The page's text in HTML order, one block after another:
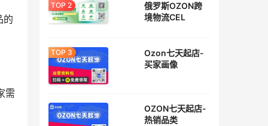
的
需
俄罗斯OZON跨
境物流CEL
Ozon七天起店-
买家画像
OZON七天起店-
热销品类